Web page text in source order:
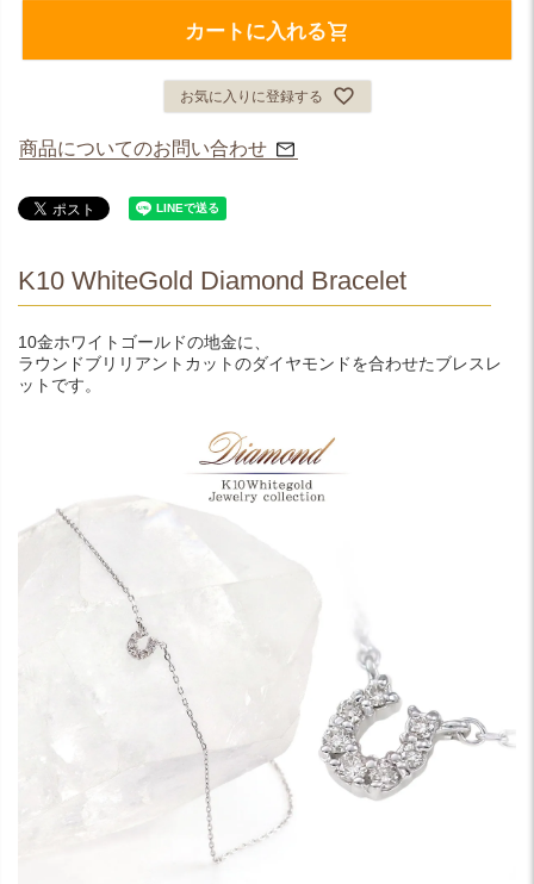
カートに入れる
お気に入りに登録する
商品についてのお問い合わせ
K10 WhiteGold Diamond Bracelet
10金ホワイトゴールドの地金に、
ラウンドブリリアントカットのダイヤモンドを合わせたブレスレ
ットです。